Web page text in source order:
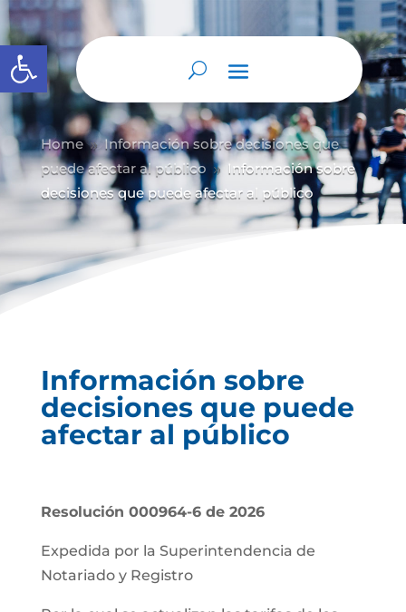
Abrir barra de herramientas
Home 9 Información sobre decisiones que
puede afectar al público 9 Información sobre
decisiones que puede afectar al público
Información sobre
decisiones que puede
afectar al público
Resolución 000964-6 de 2026
Expedida por la Superintendencia de
Notariado y Registro